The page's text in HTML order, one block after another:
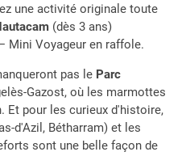
une activité originale toute
(dès 3 ans)
Mini Voyageur en raffole.
pas le Parc
Gazost, où les marmottes
Et pour les curieux d'histoire,
d'Azil, Bétharram) et les
sont une belle façon de